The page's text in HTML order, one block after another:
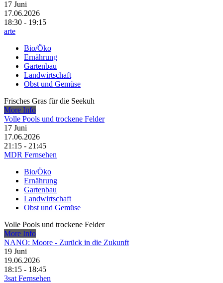
17 Juni
17.06.2026
18:30 - 19:15
arte
Bio/Öko
Ernährung
Gartenbau
Landwirtschaft
Obst und Gemüse
Frisches Gras für die Seekuh
More Info
Volle Pools und trockene Felder
17 Juni
17.06.2026
21:15 - 21:45
MDR Fernsehen
Bio/Öko
Ernährung
Gartenbau
Landwirtschaft
Obst und Gemüse
Volle Pools und trockene Felder
More Info
NANO: Moore - Zurück in die Zukunft
19 Juni
19.06.2026
18:15 - 18:45
3sat Fernsehen